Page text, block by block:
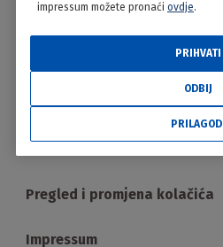
Pregled i promjena kolačića
Impressum
impressum možete pronaći ovdje.
ODBIJ
PRIHVATI
PRILAGODI